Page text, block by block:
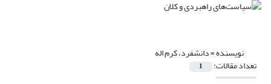
نویسنده =دانشفرد، کرم اله
تعداد مقالات: 1